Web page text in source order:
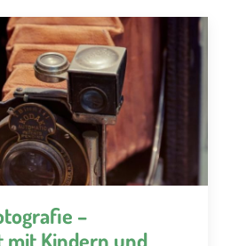
–
Kindern und